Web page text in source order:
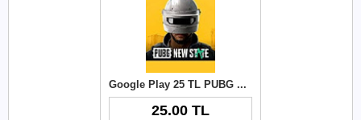
Google Play 25 TL PUBG New State NC
25.00 TL